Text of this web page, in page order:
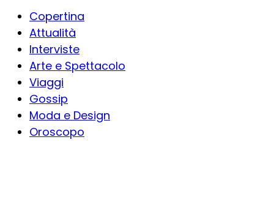
Copertina
Attualità
Interviste
Arte e Spettacolo
Viaggi
Gossip
Moda e Design
Oroscopo